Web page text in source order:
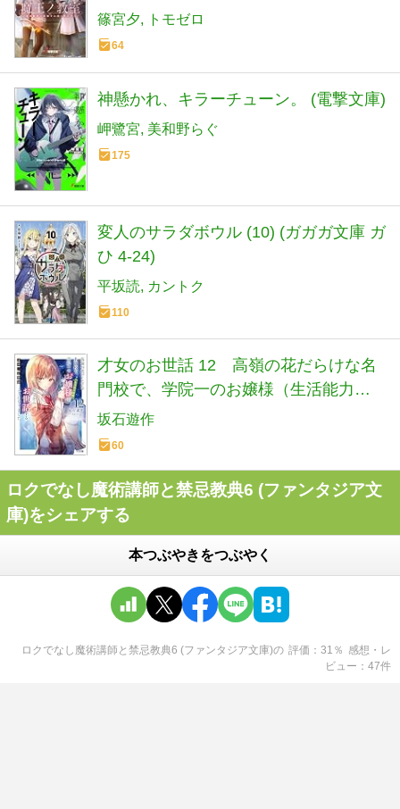
篠宮夕 トモゼロ
64
神懸かれ、キラーチューン。 (電撃文庫)
岬鷺宮 美和野らぐ
175
変人のサラダボウル (10) (ガガガ文庫 ガ
ひ 4-24)
平坂読 カントク
110
才女のお世話 12 高嶺の花だらけな名
門校で、学院一のお嬢様（生活能力皆
無）を陰ながらお世話することになり
ました (HJ文庫 さ 07-03-12)
坂石遊作
60
ロクでなし魔術講師と禁忌教典6 (ファンタジア文
庫)をシェアする
本つぶやきをつぶやく
ロクでなし魔術講師と禁忌教典6 (ファンタジア文庫)の 評価 31 ％ 感想・レ
ビュー
47件